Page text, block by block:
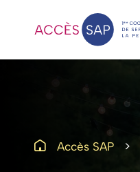
Accès SAP >